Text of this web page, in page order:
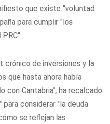
que existe "voluntad
para cumplir "los
de inversiones y la
que hasta ahora había
con Cantabria", ha recalcado
considerar "la deuda
se reflejan las